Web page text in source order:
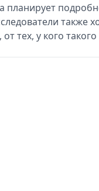
тех, у кого